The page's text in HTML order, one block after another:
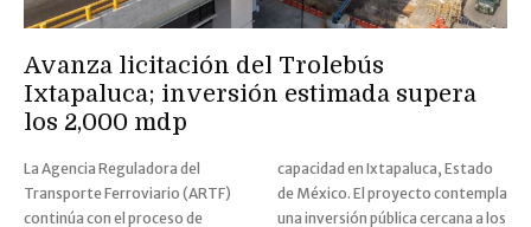
Avanza licitación del Trolebús
Ixtapaluca; inversión estimada supera
los 2,000 mdp
La Agencia Reguladora del
Transporte Ferroviario (ARTF)
continúa con el proceso de
capacidad en Ixtapaluca, Estado
de México. El proyecto contempla
una inversión pública cercana a los